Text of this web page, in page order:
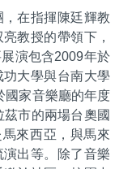
在指揮陳廷輝教
教授的帶領下，
演包含2009年於
大學與台南大學
國家音樂廳的年度
市的兩場台奧國
來西亞，與馬來
出等。除了音樂